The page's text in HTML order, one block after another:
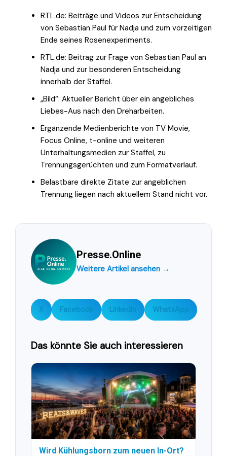
RTL.de: Beiträge und Videos zur Entscheidung
von Sebastian Paul für Nadja und zum vorzeitigen
Ende seines Rosenexperiments.
RTL.de: Beitrag zur Frage von Sebastian Paul an
Nadja und zur besonderen Entscheidung
innerhalb der Staffel.
„Bild“: Aktueller Bericht über ein angebliches
Liebes-Aus nach den Dreharbeiten.
Ergänzende Medienberichte von TV Movie,
Focus Online, t-online und weiteren
Unterhaltungsmedien zur Staffel, zu
Trennungsgerüchten und zum Formatverlauf.
Belastbare direkte Zitate zur angeblichen
Trennung liegen nach aktuellem Stand nicht vor.
Presse.Online
Weitere Artikel ansehen →
X Facebook LinkedIn WhatsApp
Das könnte Sie auch interessieren
Wird Kühlungsborn zum neuen In-Ort?